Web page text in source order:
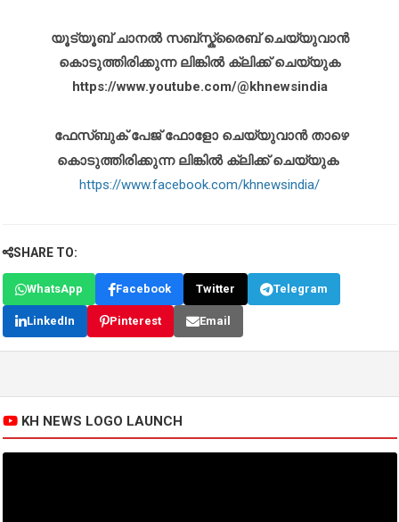
യൂട്യൂബ് ചാനൽ സബ്സ്ക്രൈബ് ചെയ്യുവാൻ
കൊടുത്തിരിക്കുന്ന ലിങ്കിൽ ക്ലിക്ക് ചെയ്യുക
https://www.youtube.com/@khnewsindia
ഫേസ്ബുക് പേജ് ഫോളോ ചെയ്യുവാൻ താഴെ
കൊടുത്തിരിക്കുന്ന ലിങ്കിൽ ക്ലിക്ക് ചെയ്യുക
https://www.facebook.com/khnewsindia/
SHARE TO:
WhatsApp Facebook Twitter Telegram
LinkedIn Pinterest Email
KH NEWS LOGO LAUNCH